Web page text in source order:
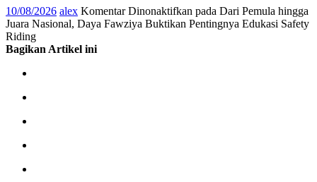
10/08/2026 alex Komentar Dinonaktifkan pada Dari Pemula hingga
Juara Nasional, Daya Fawziya Buktikan Pentingnya Edukasi Safety
Riding
Bagikan Artikel ini